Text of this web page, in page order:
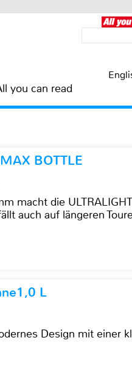
you can read
BOTTLE
macht die
auch auf längeren
L
Design mit einer